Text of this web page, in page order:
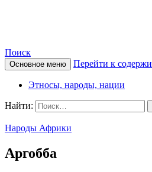
Поиск
Основное меню Перейти к
Этносы, народы, нации
Найти:
Народы Африки
Аргобба